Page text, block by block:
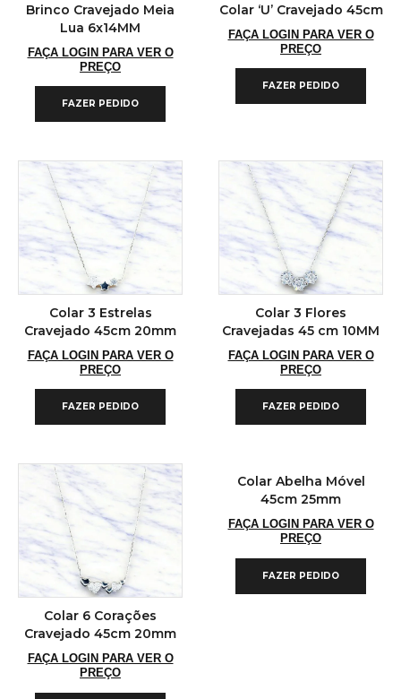
Brinco Cravejado Meia
Lua 6x14MM
FAÇA LOGIN PARA VER O
PREÇO
FAZER PEDIDO
Colar ‘U’ Cravejado 45cm
FAÇA LOGIN PARA VER O
PREÇO
FAZER PEDIDO
Colar 3 Estrelas
Cravejado 45cm 20mm
FAÇA LOGIN PARA VER O
PREÇO
FAZER PEDIDO
Colar 3 Flores
Cravejadas 45 cm 10MM
FAÇA LOGIN PARA VER O
PREÇO
FAZER PEDIDO
Colar 6 Corações
Cravejado 45cm 20mm
FAÇA LOGIN PARA VER O
PREÇO
Colar Abelha Móvel
45cm 25mm
FAÇA LOGIN PARA VER O
PREÇO
FAZER PEDIDO